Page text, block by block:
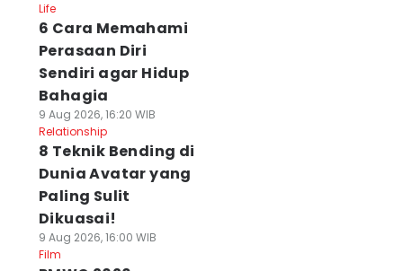
Life
6 Cara Memahami
Perasaan Diri
Sendiri agar Hidup
Bahagia
9 Aug 2026, 16:20 WIB
Relationship
8 Teknik Bending di
Dunia Avatar yang
Paling Sulit
Dikuasai!
9 Aug 2026, 16:00 WIB
Film